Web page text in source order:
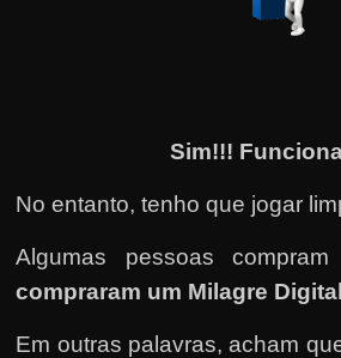
Sim!!!
No entanto, tenho que jogar
Algumas pessoas compram
compraram um Milagre
Em outras palavras, acham